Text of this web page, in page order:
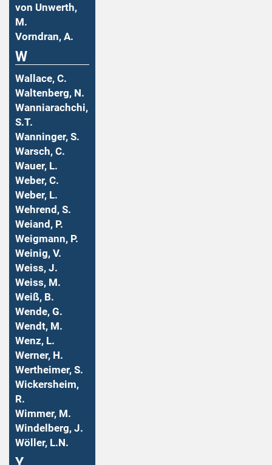
von Unwerth,
M.
Vorndran, A.
W
Wallace, C.
Waltenberg, N.
Wanniarachchi,
S.T.
Wanninger, S.
Warsch, C.
Wauer, L.
Weber, C.
Weber, L.
Wehrend, S.
Weiand, P.
Weigmann, P.
Weinig, V.
Weiss, J.
Weiss, M.
Weiß, B.
Wende, G.
Wendt, M.
Wenz, L.
Werner, H.
Wertheimer, S.
Wickersheim,
R.
Wimmer, M.
Windelberg, J.
Wöller, L.N.